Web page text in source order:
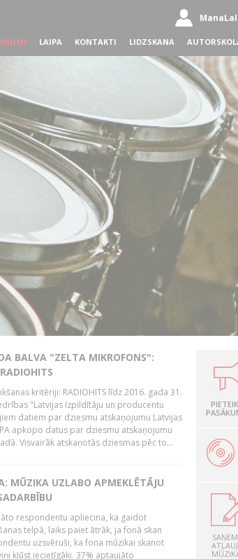
LAIPA KONTAKTI LIDZSKANA
BALVA "ZELTA MIKROFONS":
kritēriji: RADIOHITS līdz 2016. gada 31.
"Latvijas Izpildītāju un producentu
datiem par dziesmu atskaņojumu Latvijas
apkopo datus par dziesmu atskaņojumu
Visvairāk atskaņotās dziesmas pēc to...
MŪZIKA UZLABO APMEKLĒTĀJU
respondentu apliecina, ka gaidot
telpā, laiks paiet ātrāk, ja fonā skan
uzsvēruši, ka fona mūzikai skanot
kļūst iecietīgāki. 37% aptaujāto